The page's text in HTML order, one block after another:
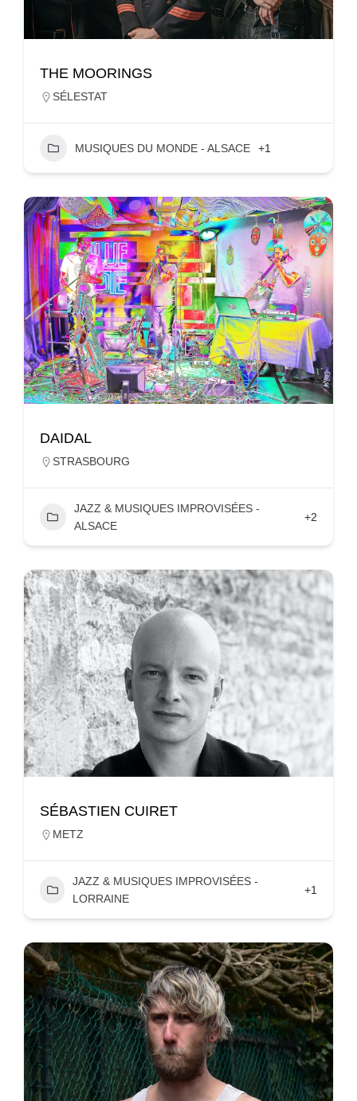
THE MOORINGS
SÉLESTAT
MUSIQUES DU MONDE - ALSACE +1
DAIDAL
STRASBOURG
JAZZ & MUSIQUES IMPROVISÉES -
ALSACE
+2
SÉBASTIEN CUIRET
METZ
JAZZ & MUSIQUES IMPROVISÉES -
LORRAINE
+1